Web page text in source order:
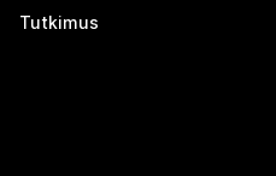
Tutkimus